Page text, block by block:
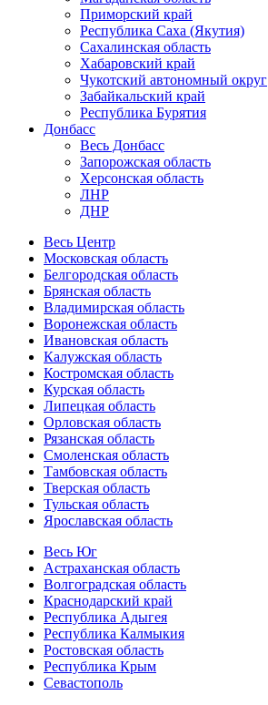
Приморский край
Республика Саха (Якутия)
Сахалинская область
Хабаровский край
Чукотский автономный округ
Забайкальский край
Республика Бурятия
Донбасс
Весь Донбасс
Запорожская область
Херсонская область
ЛНР
ДНР
Весь Центр
Московская область
Белгородская область
Брянская область
Владимирская область
Воронежская область
Ивановская область
Калужская область
Костромская область
Курская область
Липецкая область
Орловская область
Рязанская область
Смоленская область
Тамбовская область
Тверская область
Тульская область
Ярославская область
Весь Юг
Астраханская область
Волгоградская область
Краснодарский край
Республика Адыгея
Республика Калмыкия
Ростовская область
Республика Крым
Севастополь